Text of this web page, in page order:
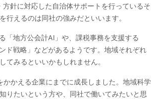
針に対応した自治体サポートを行っているそ
えるのは同社の強みだといいます。
「地方公会計AI」や、課税事務を支援する
ド戦略」などがあるようです。地域それぞれ
みるといいかもしれません。
かえる企業にまでに成長しました。地域科学
りたいという方や、同社で働いてみたいと思